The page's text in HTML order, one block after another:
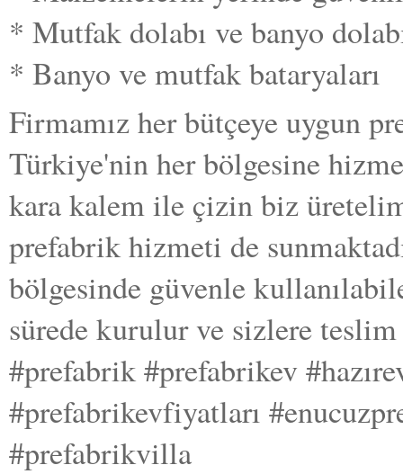
* Mutfak dolabı ve banyo
* Banyo ve mutfak bataryaları
Firmamız her bütçeye uygun
Türkiye'nin her bölgesine
kara kalem ile çizin biz
prefabrik hizmeti de
bölgesinde güvenle
sürede kurulur ve sizlere
#prefabrik #prefabrikev
#prefabrikevfiyatları
#prefabrikvilla